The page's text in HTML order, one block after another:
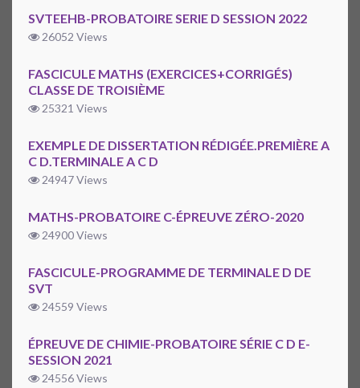
SVTEEHB-PROBATOIRE SERIE D SESSION 2022
26052 Views
FASCICULE MATHS (EXERCICES+CORRIGÉS)
CLASSE DE TROISIÈME
25321 Views
EXEMPLE DE DISSERTATION RÉDIGÉE.PREMIÈRE A
C D.TERMINALE A C D
24947 Views
MATHS-PROBATOIRE C-ÉPREUVE ZÉRO-2020
24900 Views
FASCICULE-PROGRAMME DE TERMINALE D DE
SVT
24559 Views
ÉPREUVE DE CHIMIE-PROBATOIRE SÉRIE C D E-
SESSION 2021
24556 Views